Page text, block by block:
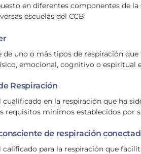
en diferentes componentes de
escuelas del CCB.
de uno o más tipos de respiración
emocional, cognitivo o espiritual
Respiración
cualificado en la respiración que ha
requisitos mínimos establecidos por
de respiración
calificado para la respiración que